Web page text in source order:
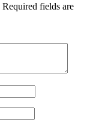
Required fields are